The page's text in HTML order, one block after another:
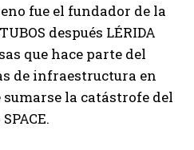
fue el fundador de la
después LÉRIDA
que hace parte del
de infraestructura en
la catástrofe del